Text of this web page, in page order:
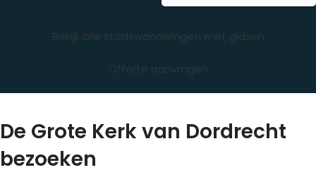
Bekijk alle stadswandelingen met gidsen
Offerte aanvragen
De Grote Kerk van Dordrecht
bezoeken